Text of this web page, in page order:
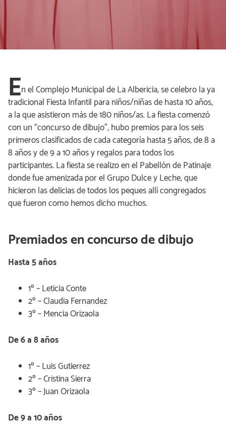
En el Complejo Municipal de La Albericia, se celebro la ya
tradicional Fiesta Infantil para niños/niñas de hasta 10 años,
a la que asistieron más de 180 niños/as. La fiesta comenzó
con un “concurso de dibujo”, hubo premios para los seis
primeros clasificados de cada categoría hasta 5 años, de 8 a
8 años y de 9 a 10 años y regalos para todos los
participantes. La fiesta se realizo en el Pabellón de Patinaje
donde fue amenizada por el Grupo Dulce y Leche, que
hicieron las delicias de todos los peques allí congregados
que fueron como hemos dicho muchos.
Premiados en concurso de dibujo
Hasta 5 años
1º – Leticia Conte
2º – Claudia Fernandez
3º – Mencia Orizaola
De 6 a 8 años
1º – Luis Gutierrez
2º – Cristina Sierra
3º – Juan Orizaola
De 9 a 10 años